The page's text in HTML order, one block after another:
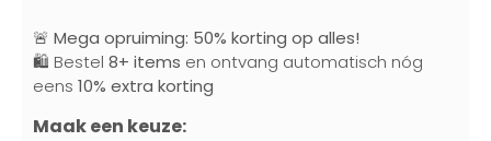
🚨 Mega opruiming: 50% korting op alles!
🛍️ Bestel 8+ items en ontvang automatisch nóg
eens 10% extra korting
Maak een keuze: